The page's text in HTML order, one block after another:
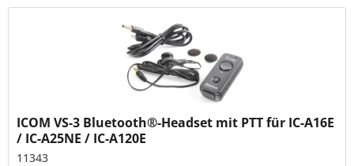
ICOM VS-3 Bluetooth®-Headset mit PTT für IC-A16E
/ IC-A25NE / IC-A120E
11343